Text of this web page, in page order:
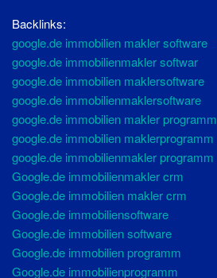
Backlinks:
google.de immobilien makler software
google.de immobilienmakler softwar
google.de immobilien maklersoftware
google.de immobilienmaklersoftware
google.de immobilien makler programm
google.de immobilien maklerprogramm
google.de immobilienmakler programm
Google.de immobilienmakler crm
Google.de immobilien makler crm
Google.de immobiliensoftware
Google.de immobilien software
Google.de immobilien programm
Google.de immobilienprogramm